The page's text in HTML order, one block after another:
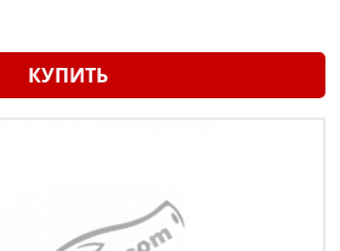
КУПИТЬ